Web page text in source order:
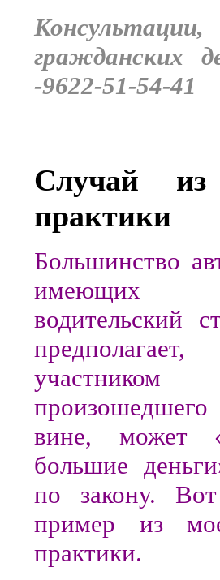
гражданских
-9622-51-54-41
Случай из
практики
Большинство
имеющих
водительский
вине, может
большие
по закону.
пример из
практики.